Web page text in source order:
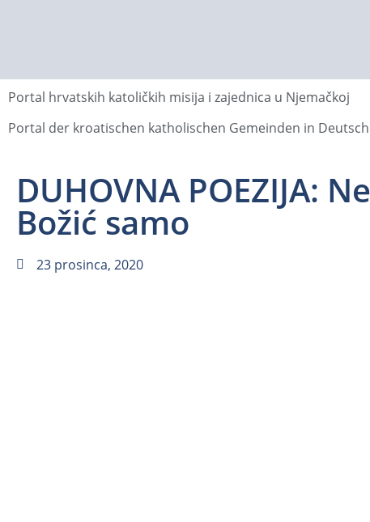
Portal hrvatskih katoličkih misija i zajednica u Njemačkoj
Portal der kroatischen katholischen Gemeinden in
DUHOVNA POEZIJA:
Božić samo
23 prosinca, 2020